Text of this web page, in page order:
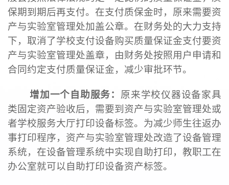
保期到期后再支付。在支付质保金时，原来需要资
产与实验室管理处加盖公章。在财务处的大力支持
下，取消了学校支付设备购买质量保证金支付要资
产与实验室管理处盖章，由财务处按照用户申请和
合同约定支付质量保证金，减少审批环节。
增加一个自助服务： 原来学校仪器设备家具
类固定资产验收后，需要到资产与实验室管理处或
者学校服务大厅打印设备标签。为减少师生往返办
事打印程序，资产与实验室管理处改造了设备管理
系统，在设备管理系统中实现自助打印，教职工在
办公室就可以自助打印设备资产标签。